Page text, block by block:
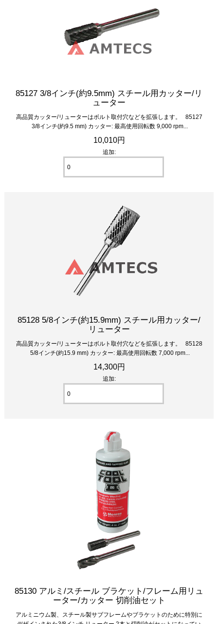
85127 3/8インチ(約9.5mm) スチール用カッター/リ
ューター
高品質カッター/リューターはボルト取付穴などを拡張します。 85127
3/8インチ(約9.5 mm) カッター: 最高使用回転数 9,000 rpm...
10,010円
追加:
85128 5/8インチ(約15.9mm) スチール用カッター/
リューター
高品質カッター/リューターはボルト取付穴などを拡張します。 85128
5/8インチ(約15.9 mm) カッター: 最高使用回転数 7,000 rpm...
14,300円
追加:
85130 アルミ/スチール ブラケット/フレーム用リュ
ーター/カッター 切削油セット
アルミニウム製、スチール製サブフレームやブラケットのために特別に